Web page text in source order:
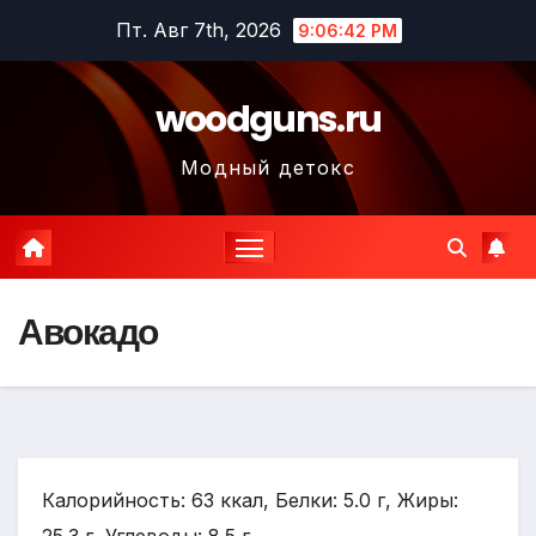
содержимому
Пт. Авг 7th, 2026 9:06:44 PM
woodguns.ru
Модный детокс
Авокадо
Калорийность: 63 ккал, Белки: 5.0 г, Жиры: